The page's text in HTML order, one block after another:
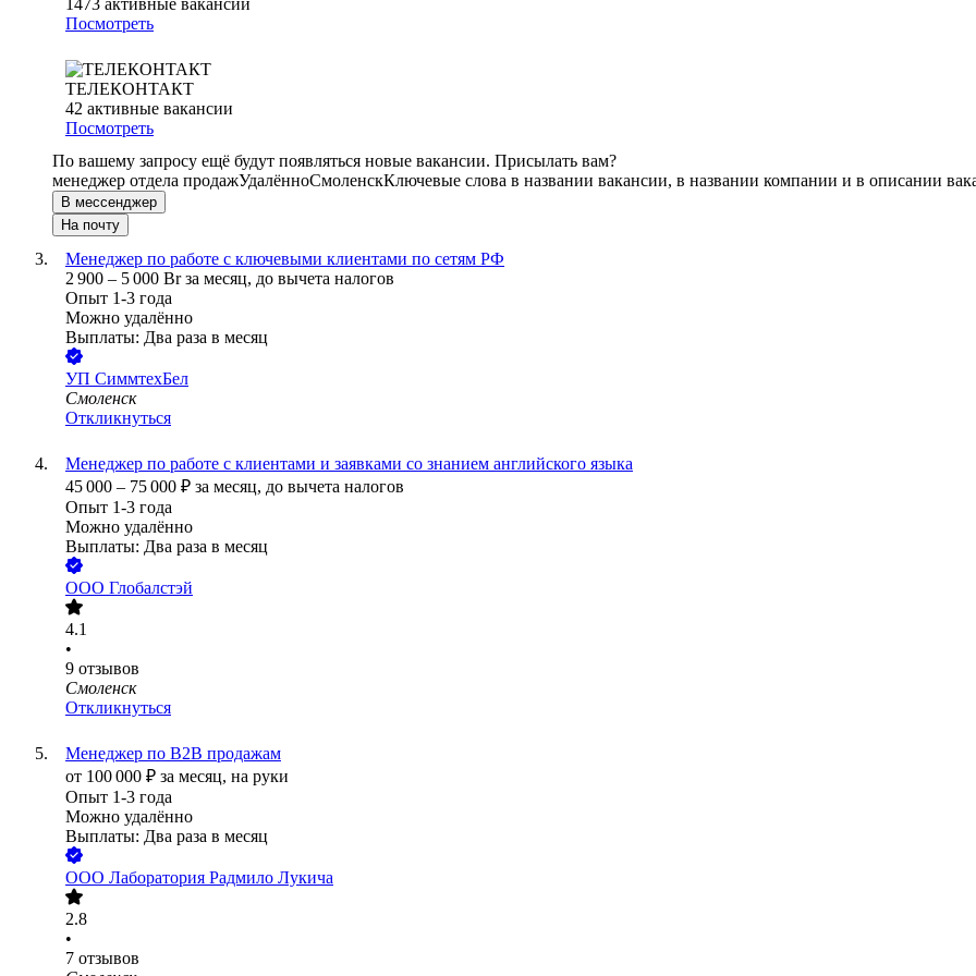
1473 активные вакансии
Посмотреть
ТЕЛЕКОНТАКТ
42 активные вакансии
Посмотреть
По вашему запросу ещё будут появляться новые вакансии. Присылать вам?
менеджер отдела продажУдалённоСмоленскКлючевые слова в названии вакансии, в названии компании и в описании
В мессенджер
На почту
Менеджер по работе с ключевыми клиентами по сетям РФ
2 900 – 5 000 Br за месяц, до вычета налогов
Опыт 1-3 года
Можно удалённо
Выплаты: Два раза в месяц
УП СиммтехБел
Смоленск
Откликнуться
Менеджер по работе с клиентами и заявками со знанием английского языка
45 000 – 75 000 ₽ за месяц, до вычета налогов
Опыт 1-3 года
Можно удалённо
Выплаты: Два раза в месяц
ООО Глобалстэй
4.1
•
9 отзывов
Смоленск
Откликнуться
Менеджер по B2B продажам
от 100 000 ₽ за месяц, на руки
Опыт 1-3 года
Можно удалённо
Выплаты: Два раза в месяц
ООО Лаборатория Радмило Лукича
2.8
•
7 отзывов